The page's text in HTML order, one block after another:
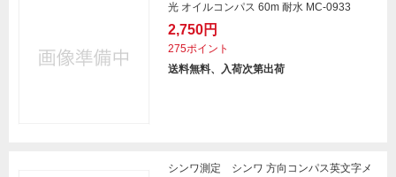
光 オイルコンパス 60m 耐水 MC-0933
2,750円
275ポイント
送料無料、入荷次第出荷
シンワ測定 シンワ 方向コンパス英文字メ